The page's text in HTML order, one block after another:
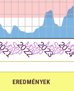
EREDMÉNYEK